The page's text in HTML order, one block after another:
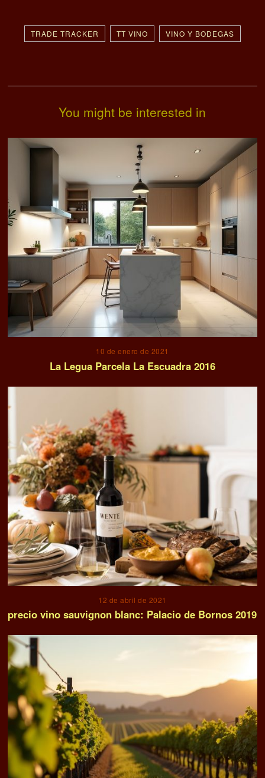
TRADE TRACKER TT VINO VINO Y BODEGAS
You might be interested in
10 de enero de 2021
La Legua Parcela La Escuadra 2016
12 de abril de 2021
precio vino sauvignon blanc: Palacio de Bornos 2019